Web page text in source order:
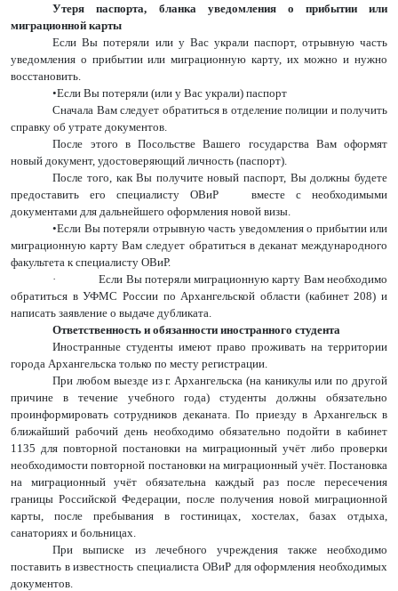
Утеря паспорта, бланка уведомления о прибытии или
миграционной карты
Если Вы потеряли или у Вас украли паспорт, отрывную часть
уведомления о прибытии или миграционную карту, их можно и нужно
восстановить.
•Если Вы потеряли (или у Вас украли) паспорт
Сначала Вам следует обратиться в отделение полиции и получить
справку об утрате документов.
После этого в Посольстве Вашего государства Вам оформят
новый документ, удостоверяющий личность (паспорт).
После того, как Вы получите новый паспорт, Вы должны будете
предоставить его специалисту ОВиР вместе с необходимыми
документами для дальнейшего оформления новой визы.
•Если Вы потеряли отрывную часть уведомления о прибытии или
миграционную карту Вам следует обратиться в деканат международного
факультета к специалисту ОВиР.
·
Если Вы потеряли миграционную карту Вам необходимо
обратиться в УФМС России по Архангельской области (кабинет 208) и
написать заявление о выдаче дубликата.
Ответственность и обязанности иностранного студента
Иностранные студенты имеют право проживать на территории
города Архангельска только по месту регистрации.
При любом выезде из г. Архангельска (на каникулы или по другой
причине в течение учебного года) студенты должны обязательно
проинформировать сотрудников деканата. По приезду в Архангельск в
ближайший рабочий день необходимо обязательно подойти в кабинет
1135 для повторной постановки на миграционный учёт либо проверки
необходимости повторной постановки на миграционный учёт. Постановка
на миграционный учёт обязательна каждый раз после пересечения
границы Российской Федерации, после получения новой миграционной
карты, после пребывания в гостиницах, хостелах, базах отдыха,
санаториях и больницах.
При выписке из лечебного учреждения также необходимо
поставить в известность специалиста ОВиР для оформления необходимых
документов.